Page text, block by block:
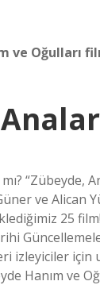
ve Oğulları
“Zübeyde,
ve Alican
25
izleyiciler
Hanım ve